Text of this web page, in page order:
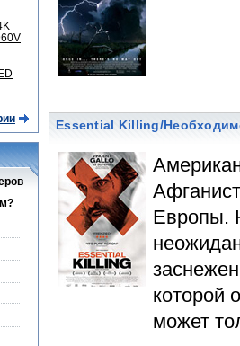
Essential Killing/
Европы.
которой
может